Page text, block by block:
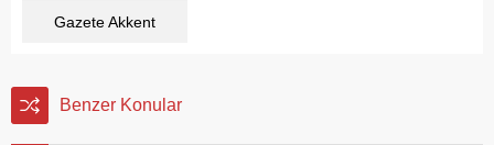
Gazete Akkent
Benzer Konular